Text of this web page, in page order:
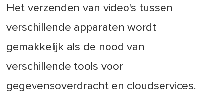
Het verzenden van video's tussen
verschillende apparaten wordt
gemakkelijk als de nood van
verschillende tools voor
gegevensoverdracht en cloudservices.